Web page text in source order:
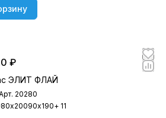
₽
ЭЛИТ ФЛАЙ
20280
80х20090х190+ 11